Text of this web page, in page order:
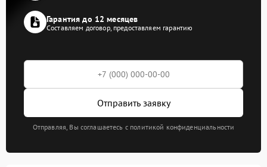
Гарантия до 12 месяцев
Составляем договор, предоставляем гарантию
Отправить заявку
Отправляя, Вы соглашаетесь с политикой конфиденциальности